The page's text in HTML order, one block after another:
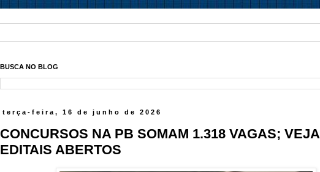
BUSCA NO BLOG
terça-feira, 16 de junho de 2026
CONCURSOS NA PB SOMAM 1.318 VAGAS; VEJA
EDITAIS ABERTOS